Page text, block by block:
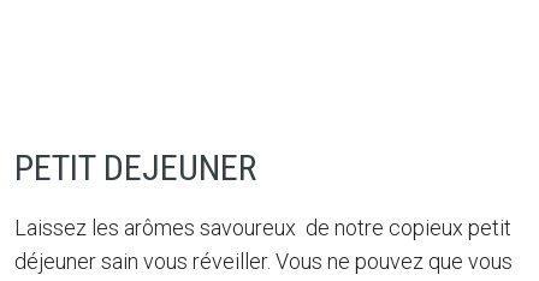
PETIT DEJEUNER
Laissez les arômes savoureux de notre copieux petit
déjeuner sain vous réveiller. Vous ne pouvez que vous